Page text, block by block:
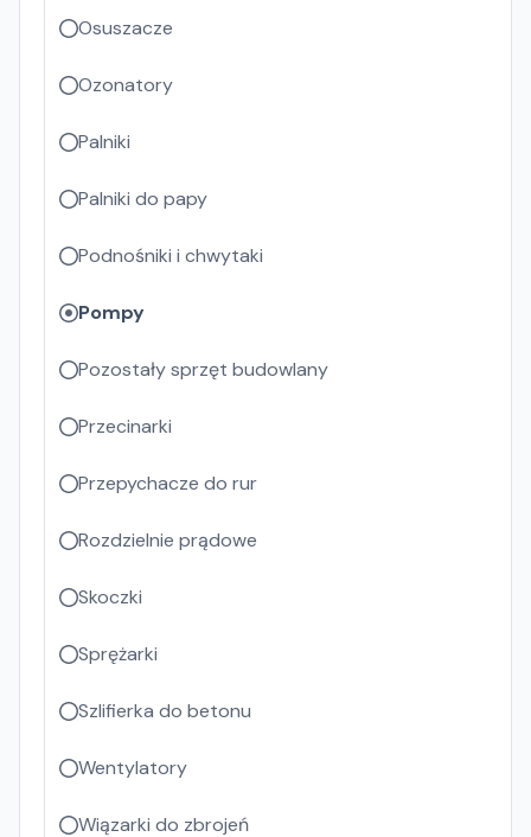
Osuszacze
Ozonatory
Palniki
Palniki do papy
Podnośniki i chwytaki
Pompy
Pozostały sprzęt budowlany
Przecinarki
Przepychacze do rur
Rozdzielnie prądowe
Skoczki
Sprężarki
Szlifierka do betonu
Wentylatory
Wiązarki do zbrojeń